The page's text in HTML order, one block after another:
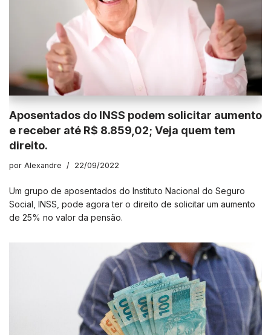
Aposentados do INSS podem solicitar aumento
e receber até R$ 8.859,02; Veja quem tem
direito.
por Alexandre 22/09/2022
Um grupo de aposentados do Instituto Nacional do Seguro
Social, INSS, pode agora ter o direito de solicitar um aumento
de 25% no valor da pensão.